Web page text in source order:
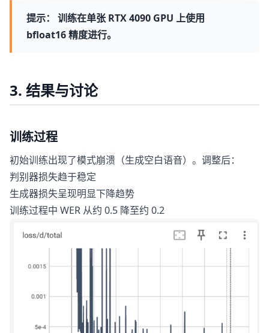
提示：
训练在单张 RTX 4090 GPU 上使用
bfloat16 精度进行。
3. 结果与讨论
训练过程
初始训练出现了模式崩溃（生成空白语音）。调整后：
判别器损失趋于稳定
生成器损失呈现明显下降趋势
训练过程中 WER 从约 0.5 降至约 0.2